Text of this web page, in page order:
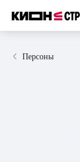
Персоны